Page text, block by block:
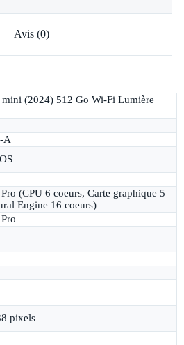
Avis (0)
mini (2024) 512 Go Wi-Fi Lumière
A
(CPU 6 coeurs, Carte graphique 5
Engine 16 coeurs)
pixels